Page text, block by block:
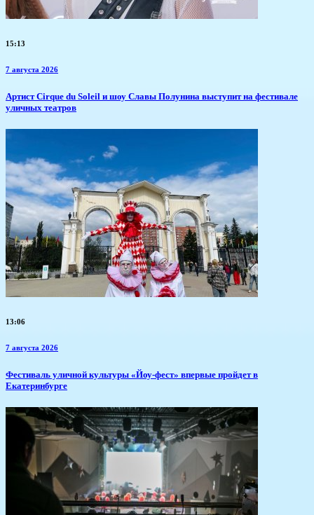
15:13
7 августа 2026
Артист Cirque du Soleil и шоу Славы Полунина выступит на фестивале
уличных театров
13:06
7 августа 2026
​Фестиваль уличной культуры «Йоу-фест» впервые пройдет в
Екатеринбурге